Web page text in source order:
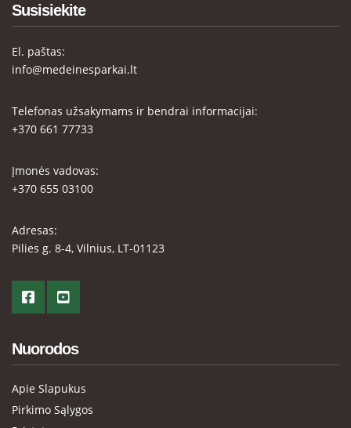
Susisiekite
El. paštas:
info@medeinesparkai.lt
Telefonas užsakymams ir bendrai informacijai:
+370 661 77733
Įmonės vadovas:
+370 655 03100
Adresas:
Pilies g. 8-4, Vilnius, LT-01123
Nuorodos
Apie Slapukus
Pirkimo Sąlygos